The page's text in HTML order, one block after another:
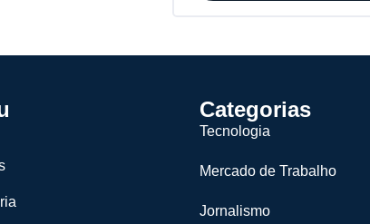
Categorias
Tecnologia
Mercado de Trabalho
Jornalismo